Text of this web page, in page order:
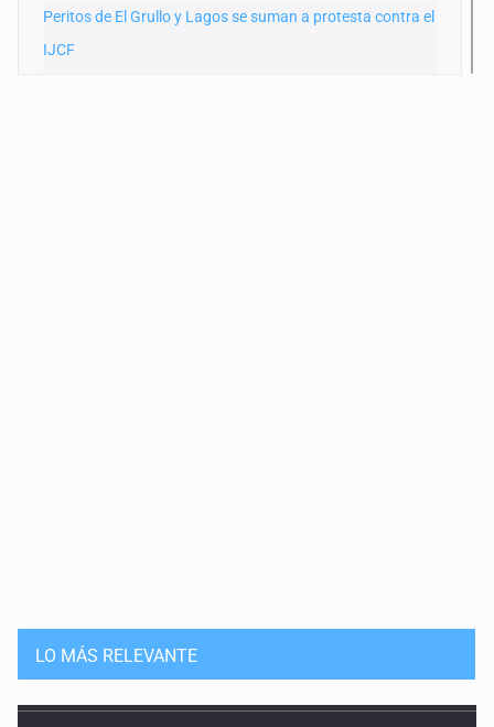
Peritos de El Grullo y Lagos se suman a protesta contra el
IJCF
13 de Julio de 2026
No hay problema de salud
LO MÁS RELEVANTE